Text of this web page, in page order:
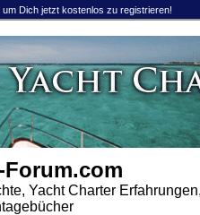
Dich jetzt kostenlos zu registrieren!
Forum.com
Yacht Charter